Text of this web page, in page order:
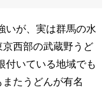
いが、実は群馬の水
京西部の武蔵野うど
付いている地域でも
たうどんが有名